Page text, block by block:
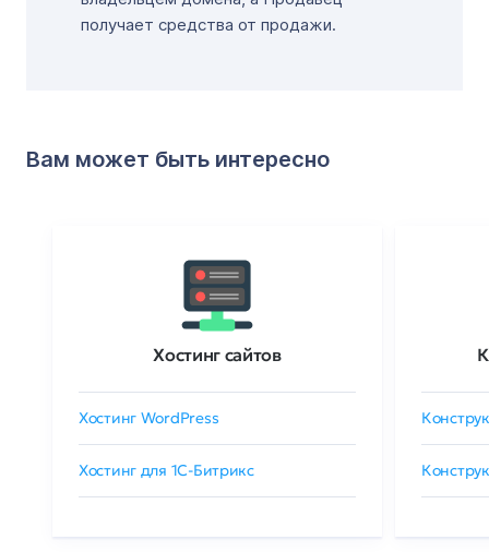
получает средства от продажи.
Вам может быть интересно
Хостинг сайтов
Хостинг WordPress
Хостинг для 1C-Битрикс